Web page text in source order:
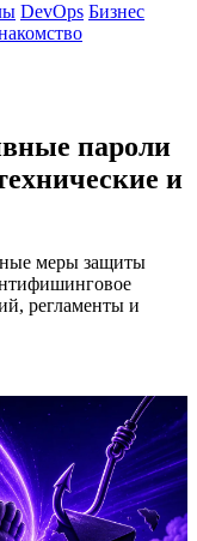
DevOps Бизнес
пароли
и
меры защиты
регламенты и